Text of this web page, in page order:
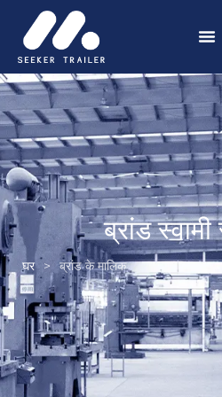
ब्रांड
घर > ब्रांड के मालिक